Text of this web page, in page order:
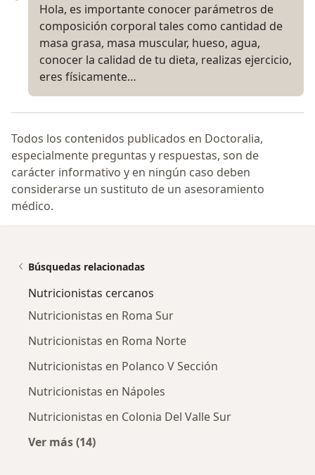
Hola, es importante conocer parámetros de
composición corporal tales como cantidad de
masa grasa, masa muscular, hueso, agua,
conocer la calidad de tu dieta, realizas ejercicio,
eres físicamente…
Todos los contenidos publicados en Doctoralia,
especialmente preguntas y respuestas, son de
carácter informativo y en ningún caso deben
considerarse un sustituto de un asesoramiento
médico.
Búsquedas relacionadas
Nutricionistas cercanos
Nutricionistas en Roma Sur
Nutricionistas en Roma Norte
Nutricionistas en Polanco V Sección
Nutricionistas en Nápoles
Nutricionistas en Colonia Del Valle Sur
Ver más (14)